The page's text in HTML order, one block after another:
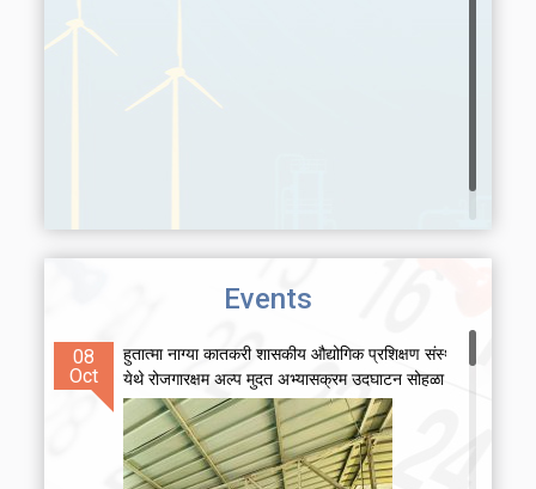
Events
08
Oct
हुतात्मा नाग्या कातकरी शासकीय औद्योगिक प्रशिक्षण संस्था पेण
येथे रोजगारक्षम अल्प मुदत अभ्यासक्रम उदघाटन सोहळा